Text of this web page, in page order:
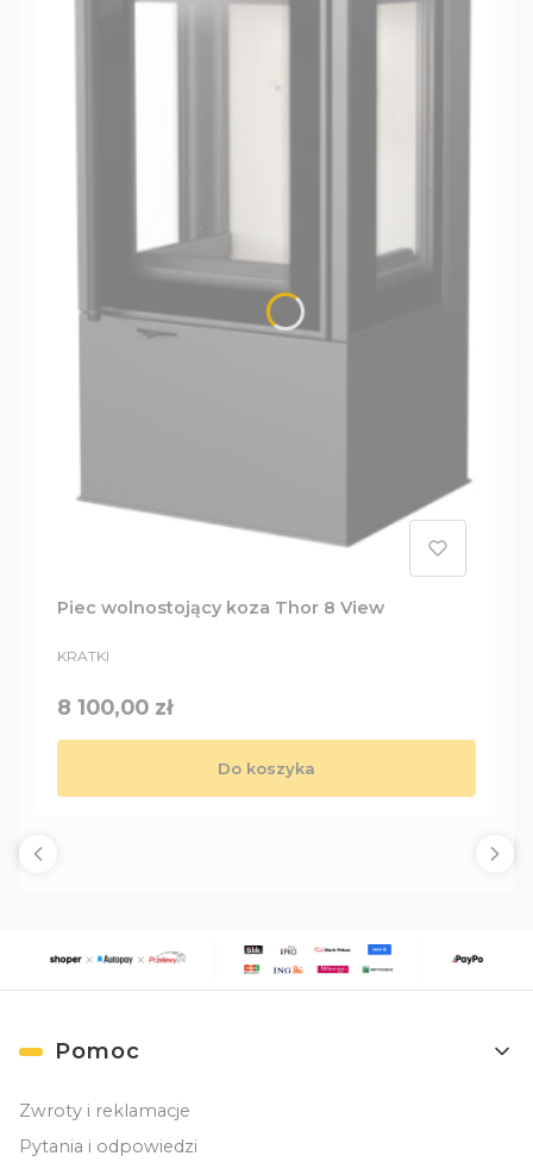
Piec wolnostojący koza Thor 8 View
PRODUCENT
KRATKI
Cena
8 100,00 zł
Do koszyka
Linki w stopce
Pomoc
Zwroty i reklamacje
Pytania i odpowiedzi